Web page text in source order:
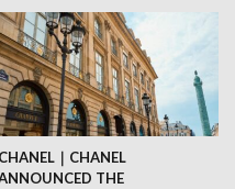
CHANEL｜CHANEL
THE